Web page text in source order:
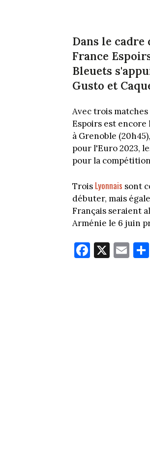
Dans le cadre
France
Bleuets
Gusto et
Avec trois
Espoirs est
à Grenoble
pour l'Euro 2023,
pour la compétition
Trois Lyonnais sont
débuter, mais
Français seraient
Arménie le 6 juin
Fa
ce
X E
m